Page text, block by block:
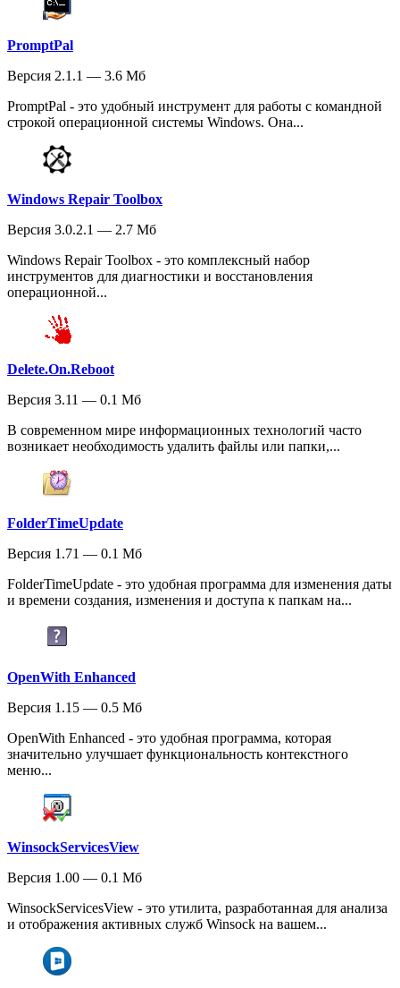
PromptPal
Версия 2.1.1 — 3.6 Мб
PromptPal - это удобный инструмент для работы с командной
строкой операционной системы Windows. Она...
Windows Repair Toolbox
Версия 3.0.2.1 — 2.7 Мб
Windows Repair Toolbox - это комплексный набор
инструментов для диагностики и восстановления
операционной...
Delete.On.Reboot
Версия 3.11 — 0.1 Мб
В современном мире информационных технологий часто
возникает необходимость удалить файлы или папки,...
FolderTimeUpdate
Версия 1.71 — 0.1 Мб
FolderTimeUpdate - это удобная программа для изменения даты
и времени создания, изменения и доступа к папкам на...
OpenWith Enhanced
Версия 1.15 — 0.5 Мб
OpenWith Enhanced - это удобная программа, которая
значительно улучшает функциональность контекстного
меню...
WinsockServicesView
Версия 1.00 — 0.1 Мб
WinsockServicesView - это утилита, разработанная для анализа
и отображения активных служб Winsock на вашем...